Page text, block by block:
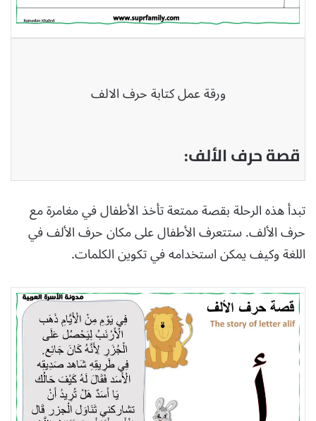
ورقة عمل كتابة حرف الالف
قصة حرف الألف:
تبدأ هذه الرحلة بقصة ممتعة تأخذ الأطفال في مغامرة مع
حرف الألف. ستتعرف الأطفال على مكان حرف الألف في
اللغة وكيف يمكن استخدامه في تكوين الكلمات.